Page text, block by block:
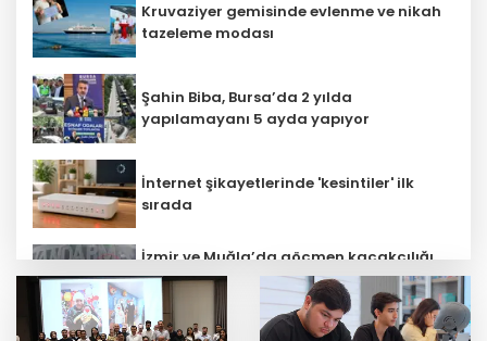
Kruvaziyer gemisinde evlenme ve nikah
tazeleme modası
Şahin Biba, Bursa’da 2 yılda
yapılamayanı 5 ayda yapıyor
İnternet şikayetlerinde 'kesintiler' ilk
sırada
İzmir ve Muğla’da göçmen kaçakçılığı
operasyonu! 132 düzensiz göçmen
yakalandı